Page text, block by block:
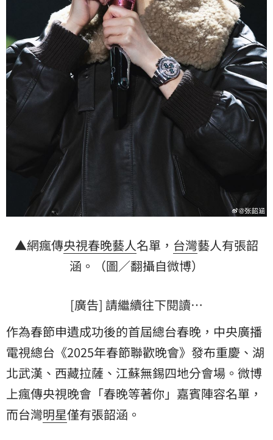
▲網瘋傳央視春晚藝人名單， 台灣藝人有張韶
涵 。（圖／翻攝自微博）
[廣告] 請繼續往下閱讀…
作為春節申遺成功後的首屆總台春晚，中央廣播
電視總台《2025年春節聯歡晚會》發布重慶、湖
北武漢、西藏拉薩、江蘇無錫四地分會場。微博
上瘋傳央視晚會「春晚等著你」嘉賓陣容名單，
而台灣明星僅有張韶涵。